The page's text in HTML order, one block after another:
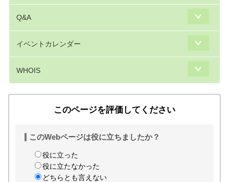
Q&A
イベントカレンダー
WHOIS
このページを評価してください
このWebページは役に立ちましたか？
役に立った
役に立たなかった
どちらとも言えない